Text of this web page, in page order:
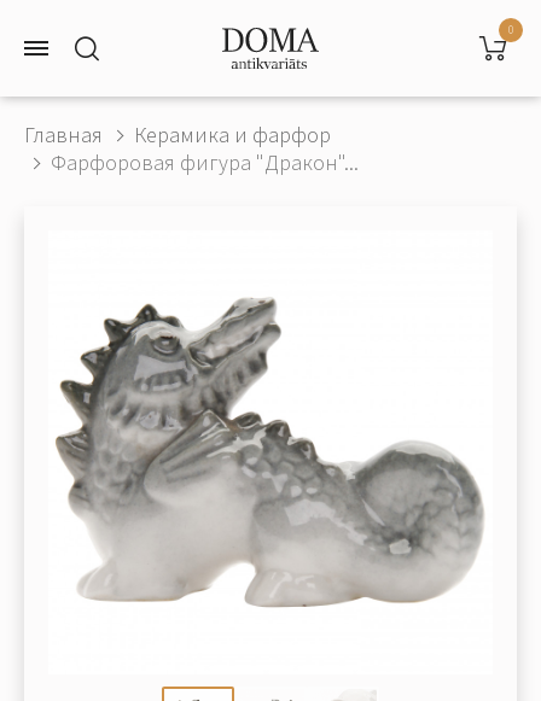
0
Главная
Керамика и фарфор
Фарфоровая фигура "Дракон"...